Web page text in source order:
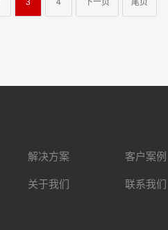
3 4 下一页 尾页
解决方案 客户案例
关于我们 联系我们